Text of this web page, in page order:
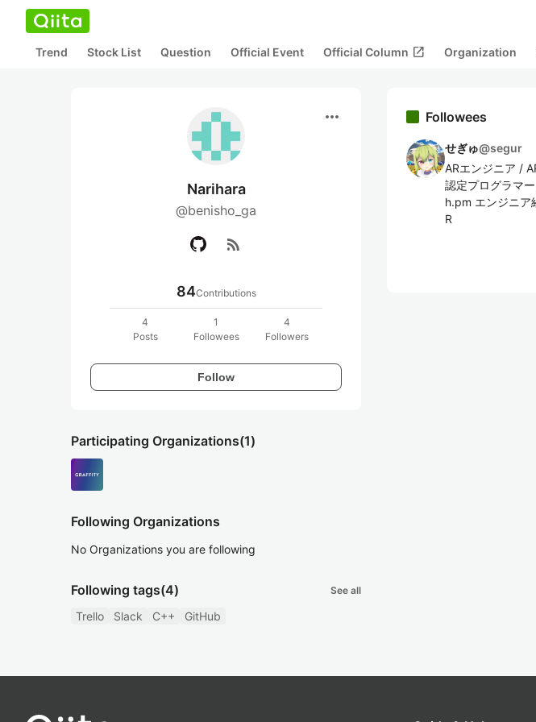
Trend Stock List Question Official Event Official Column open_in_new Organization
more_horiz
Narihara
@benisho_ga
rss_feed
84Contributions
4
Posts
1
Followees
4
Followers
Follow
Participating Organizations(1)
Following Organizations
No Organizations you are following
Following tags(4) See all
Trello Slack C++ GitHub
Followees
せぎゅ@segur
ARエンジニア /
認定プログラマ
h.pm エンジニ
R